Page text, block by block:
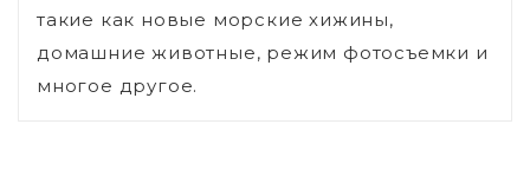
такие как новые морские хижины,
домашние животные, режим фотосъемки и
многое другое.